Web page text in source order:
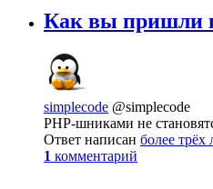
Как вы пришли
simplecode @simplecode
PHP-шниками не
Ответ написан более трёх
1 комментарий